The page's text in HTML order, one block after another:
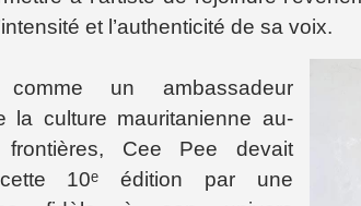
et l’authenticité de sa voix.
comme un ambassadeur
la culture mauritanienne au-
Cee Pee devait
10ᵉ édition par une